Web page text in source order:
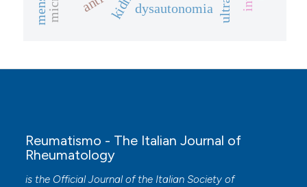
dysautonomia
Reumatismo - The Italian Journal of
Rheumatology
is the Official Journal of the Italian Society of